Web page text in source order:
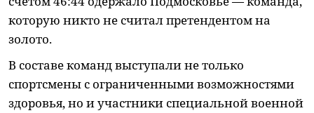
которую никто не считал претендентом на
золото.
В составе команд выступали не только
спортсмены с ограниченными возможностями
здоровья, но и участники специальной военной